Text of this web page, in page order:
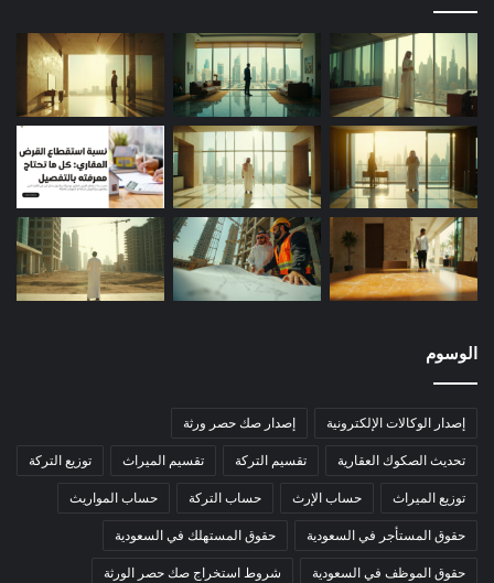
الوسوم
إصدار الوكالات الإلكترونية إصدار صك حصر ورثة
تحديث الصكوك العقارية تقسيم التركة تقسيم الميراث توزيع التركة
توزيع الميراث حساب الإرث حساب التركة حساب المواريث
حقوق المستأجر في السعودية حقوق المستهلك في السعودية
حقوق الموظف في السعودية شروط استخراج صك حصر الورثة